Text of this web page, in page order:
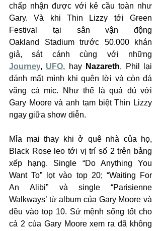
chấp nhận được với kẻ cầu toàn như
Gary. Và khi Thin Lizzy tới Green
Festival tại sân vận động
Oakland Stadium trước 50.000 khán
Journey, UFO, hay Nazareth, Phil lại
đánh mất mình khi quên lời và còn đá
văng cả mic. Như thế là quá đủ với
Gary Moore và anh tạm biệt Thin Lizzy
ngay giữa show diễn.
Black Rose leo tới vị trí số 2 trên bảng
xếp hạng. Single “Do Anything You
Want To” lọt vào top 20; “Waiting For
An Alibi” và single “Parisienne
Walkways’ từ album của Gary Moore và
đều vào top 10. Sứ mệnh sống tốt cho
cả 2 của Gary Moore xem ra đã không